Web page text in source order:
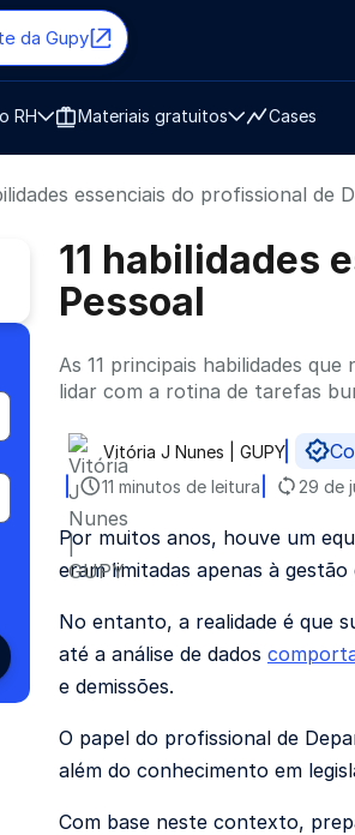
da Gupy
RH Materiais gratuitos Cases
essenciais do profissional de
11 habilidades
Pessoal
As 11 principais habilidades
lidar com a rotina de tarefas
Publicado por
Vitória J Nunes | GUPY
11 minutos de leitura
29 de
Por muitos anos, houve um
eram limitadas apenas à gestão
No entanto, a realidade é que
até a análise de dados
e demissões.
O papel do profissional de
além do conhecimento em
Com base neste contexto,